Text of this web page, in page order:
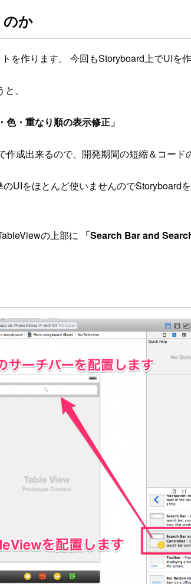
か
を作ります。 今回もStoryboard上でUIを作
、
・重なり順の表示修正」
成出来るので、開発期間の短縮＆コード
UIをほとんど使いませんので
の上部に 「Search Bar and